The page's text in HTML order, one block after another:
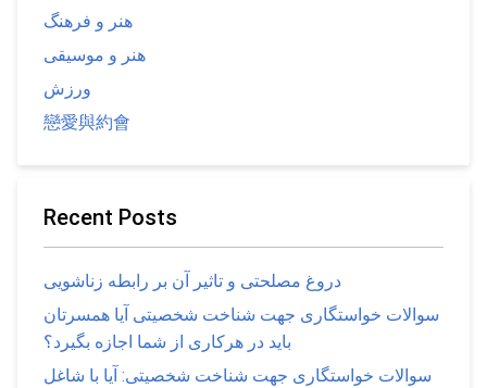
هنر و فرهنگ
هنر و موسیقی
ورزش
戀愛與約會
Recent Posts
دروغ مصلحتی و تاثیر آن بر رابطه زناشویی
سوالات خواستگاری جهت شناخت شخصیتی آیا همسرتان
باید در هرکاری از شما اجازه بگیرد؟
سوالات خواستگاری جهت شناخت شخصیتی: آیا با شاغل